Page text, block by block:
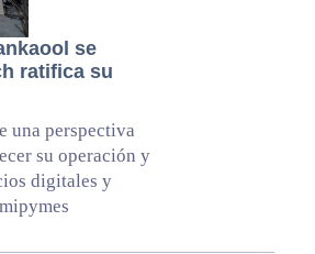
se
ratifica su
una perspectiva
su operación y
digitales y